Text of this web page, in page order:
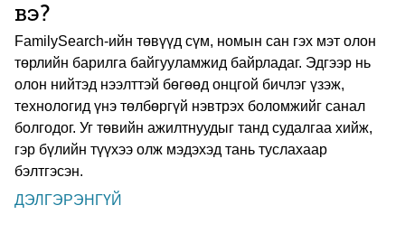
вэ?
FamilySearch-ийн төвүүд сүм, номын сан гэх мэт олон
төрлийн барилга байгууламжид байрладаг. Эдгээр нь
олон нийтэд нээлттэй бөгөөд онцгой бичлэг үзэж,
технологид үнэ төлбөргүй нэвтрэх боломжийг санал
болгодог. Уг төвийн ажилтнуудыг танд судалгаа хийж,
гэр бүлийн түүхээ олж мэдэхэд тань туслахаар
бэлтгэсэн.
ДЭЛГЭРЭНГҮЙ